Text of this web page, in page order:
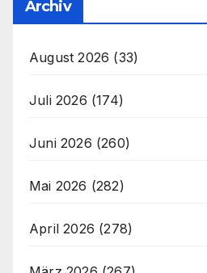
Archiv
August 2026 (33)
Juli 2026 (174)
Juni 2026 (260)
Mai 2026 (282)
April 2026 (278)